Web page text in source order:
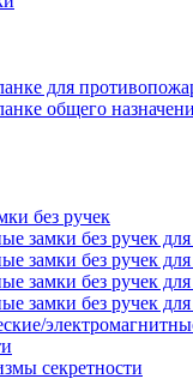
для
общего
без ручек
замки без ручек
замки без ручек
замки без ручек
замки без ручек
секретности